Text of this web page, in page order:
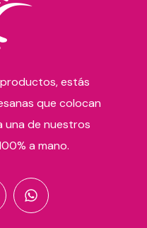
estás
que colocan
una de nuestros
a mano.